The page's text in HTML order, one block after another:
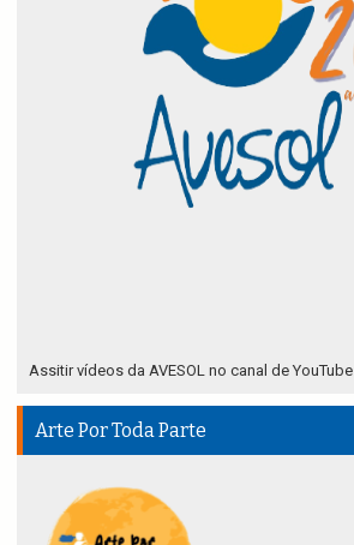
Assitir vídeos da AVESOL no canal de YouTube
Arte Por Toda Parte